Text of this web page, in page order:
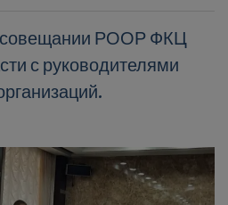
совещании РООР ФКЦ
с руководителями